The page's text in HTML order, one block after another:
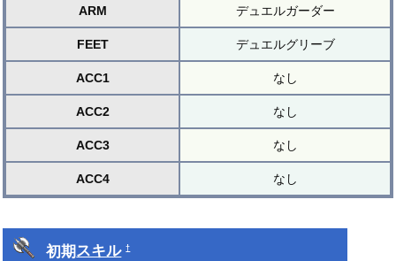
ARM デュエルガーダー
FEET デュエルグリーブ
ACC1 なし
ACC2 なし
ACC3 なし
ACC4 なし
初期スキル †